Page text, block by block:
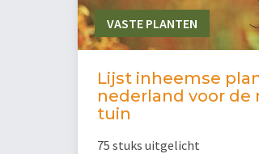
VASTE PLANTEN
Lijst inheemse
nederland voor de
tuin
75 stuks uitgelicht